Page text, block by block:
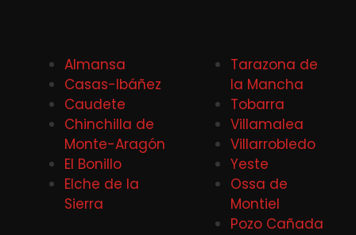
Almansa
Casas-Ibáñez
Caudete
Chinchilla de
Monte-Aragón
El Bonillo
Elche de la
Sierra
Tarazona de
la Mancha
Tobarra
Villamalea
Villarrobledo
Yeste
Ossa de
Montiel
Pozo Cañada